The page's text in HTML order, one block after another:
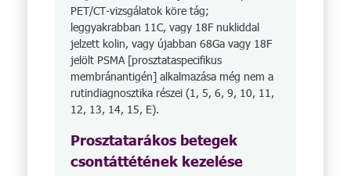
PET/CT-vizsgálatok köre tág;
leggyakrabban 11C, vagy 18F nukliddal
jelzett kolin, vagy újabban 68Ga vagy 18F
jelölt PSMA [prosztataspecifikus
membránantigén] alkalmazása még nem a
rutindiagnosztika részei (1, 5, 6, 9, 10, 11,
12, 13, 14, 15, E).
Prosztatarákos betegek
csontáttétének kezelése